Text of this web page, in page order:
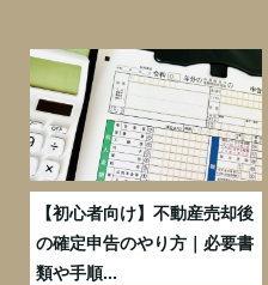
【初心者向け】不動産売却後
の確定申告のやり方｜必要書
類や手順...